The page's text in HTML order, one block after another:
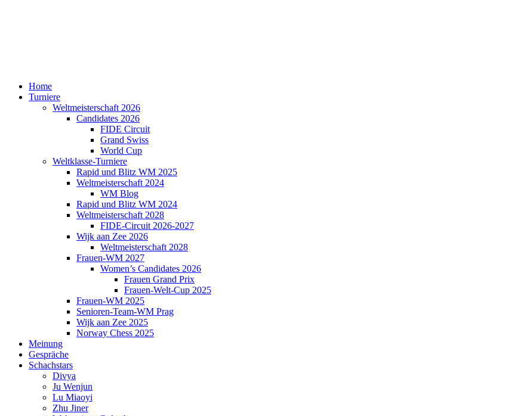
Home
Turniere
Weltmeisterschaft 2026
Candidates 2026
FIDE Circuit
Grand Swiss
World Cup
Weltklasse-Turniere
Rapid und Blitz WM 2025
Weltmeisterschaft 2024
WM Blog
Rapid und Blitz WM 2024
Weltmeisterschaft 2028
FIDE-Circuit 2026-2027
Wijk aan Zee 2026
Weltmeisterschaft 2028
Frauen-WM 2027
Women’s Candidates 2026
Frauen Grand Prix
Frauen-Welt-Cup 2025
Frauen-WM 2025
Senioren-Team-WM Prag
Wijk aan Zee 2025
Norway Chess 2025
Meinung
Gespräche
Schachstars
Divya
Ju Wenjun
Lu Miaoyi
Zhu Jiner